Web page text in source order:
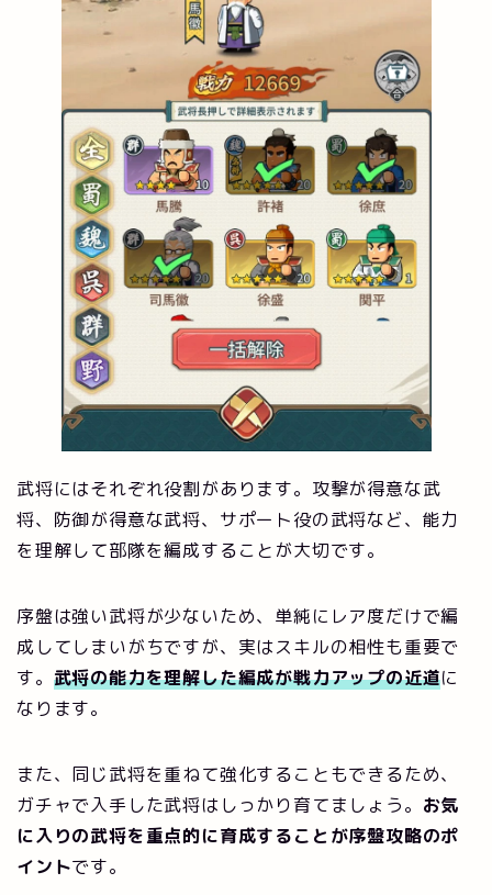
武将にはそれぞれ役割があります。攻撃が得意な武
将、防御が得意な武将、サポート役の武将など、能力
を理解して部隊を編成することが大切です。
序盤は強い武将が少ないため、単純にレア度だけで編
成してしまいがちですが、実はスキルの相性も重要で
す。 武将の能力を理解した編成が戦力アップの近道に
なります。
また、同じ武将を重ねて強化することもできるため、
ガチャで入手した武将はしっかり育てましょう。 お気
に入りの武将を重点的に育成することが序盤攻略のポ
イントです。